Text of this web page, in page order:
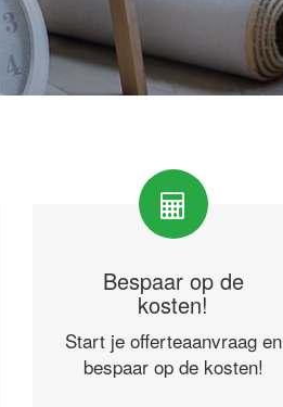
Bespaar op de
kosten!
Start je offerteaanvraag en
bespaar op de kosten!